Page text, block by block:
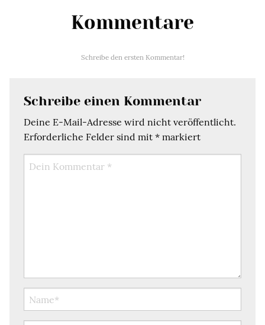
Kommentare
Schreibe den ersten Kommentar!
Schreibe einen Kommentar
Deine E-Mail-Adresse wird nicht veröffentlicht.
Erforderliche Felder sind mit * markiert